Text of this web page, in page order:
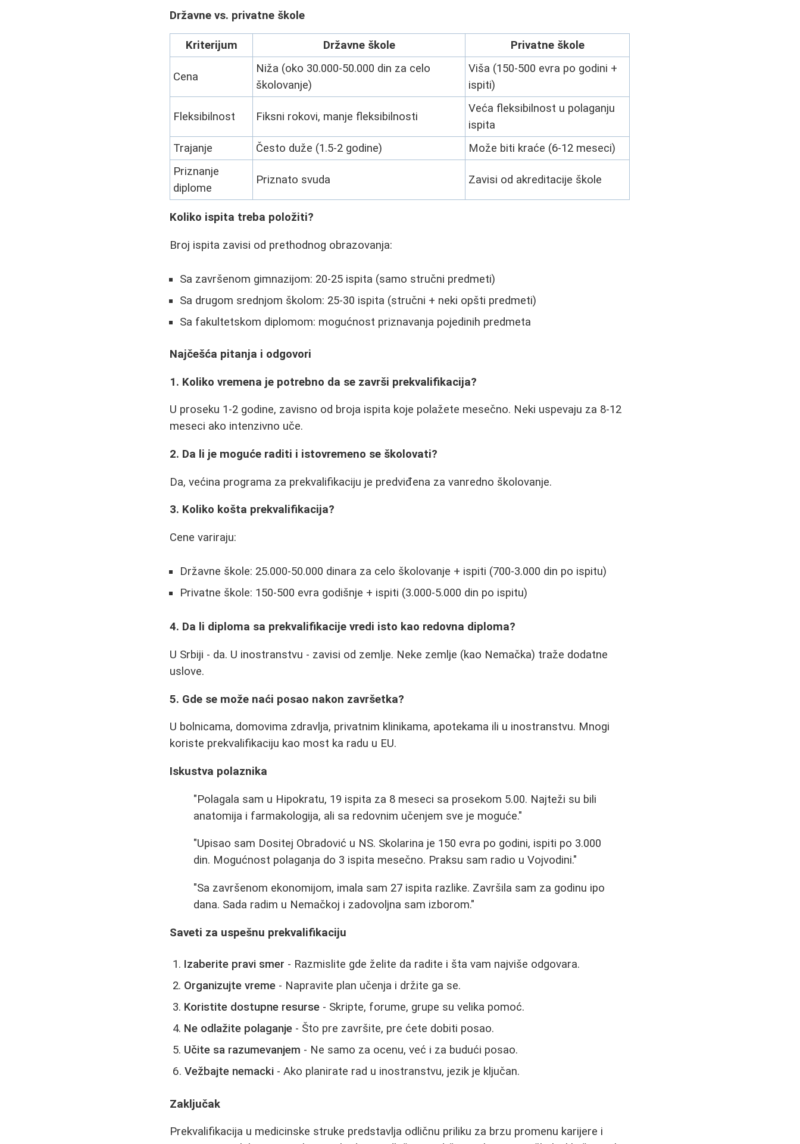
Državne vs. privatne škole
Kriterijum Državne škole Privatne škole
Cena
Niža (oko 30.000-50.000 din za celo
školovanje)
Viša (150-500 evra po godini +
ispiti)
Fleksibilnost Fiksni rokovi, manje fleksibilnosti
Veća fleksibilnost u polaganju
ispita
Trajanje
Često duže (1.5-2 godine)
Može biti kraće (6-12 meseci)
Priznanje
diplome
Priznato svuda Zavisi od akreditacije škole
Koliko ispita treba položiti?
Broj ispita zavisi od prethodnog obrazovanja:
Sa završenom gimnazijom: 20-25 ispita (samo stručni predmeti)
Sa drugom srednjom školom: 25-30 ispita (stručni + neki opšti predmeti)
Sa fakultetskom diplomom: mogućnost priznavanja pojedinih predmeta
Najčešća pitanja i odgovori
1. Koliko vremena je potrebno da se završi prekvalifikacija?
U proseku 1-2 godine, zavisno od broja ispita koje polažete mesečno. Neki uspevaju za 8-12
meseci ako intenzivno uče.
2. Da li je moguće raditi i istovremeno se školovati?
Da, većina programa za prekvalifikaciju je predviđena za vanredno školovanje.
3. Koliko košta prekvalifikacija?
Cene variraju:
Državne škole: 25.000-50.000 dinara za celo školovanje + ispiti (700-3.000 din po ispitu)
Privatne škole: 150-500 evra godišnje + ispiti (3.000-5.000 din po ispitu)
4. Da li diploma sa prekvalifikacije vredi isto kao redovna diploma?
U Srbiji - da. U inostranstvu - zavisi od zemlje. Neke zemlje (kao Nemačka) traže dodatne
uslove.
5. Gde se može naći posao nakon završetka?
U bolnicama, domovima zdravlja, privatnim klinikama, apotekama ili u inostranstvu. Mnogi
koriste prekvalifikaciju kao most ka radu u EU.
Iskustva polaznika
"Polagala sam u Hipokratu, 19 ispita za 8 meseci sa prosekom 5.00. Najteži su bili
anatomija i farmakologija, ali sa redovnim učenjem sve je moguće."
"Upisao sam Dositej Obradović u NS. Skolarina je 150 evra po godini, ispiti po 3.000
din. Mogućnost polaganja do 3 ispita mesečno. Praksu sam radio u Vojvodini."
"Sa završenom ekonomijom, imala sam 27 ispita razlike. Završila sam za godinu ipo
dana. Sada radim u Nemačkoj i zadovoljna sam izborom."
Saveti za uspešnu prekvalifikaciju
Izaberite pravi smer - Razmislite gde želite da radite i šta vam najviše odgovara.
Organizujte vreme - Napravite plan učenja i držite ga se.
Koristite dostupne resurse - Skripte, forume, grupe su velika pomoć.
Ne odlažite polaganje - Što pre završite, pre ćete dobiti posao.
Učite sa razumevanjem - Ne samo za ocenu, već i za budući posao.
Vežbajte nemacki - Ako planirate rad u inostranstvu, jezik je ključan.
Zaključak
Prekvalifikacija u medicinske struke predstavlja odličnu priliku za brzu promenu karijere i